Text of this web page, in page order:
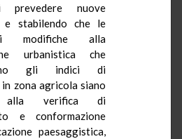
prevedere nuove
e stabilendo che le
modifiche alla
urbanistica che
gli indici di
zona agricola siano
alla verifica di
e conformazione
paesaggistica,